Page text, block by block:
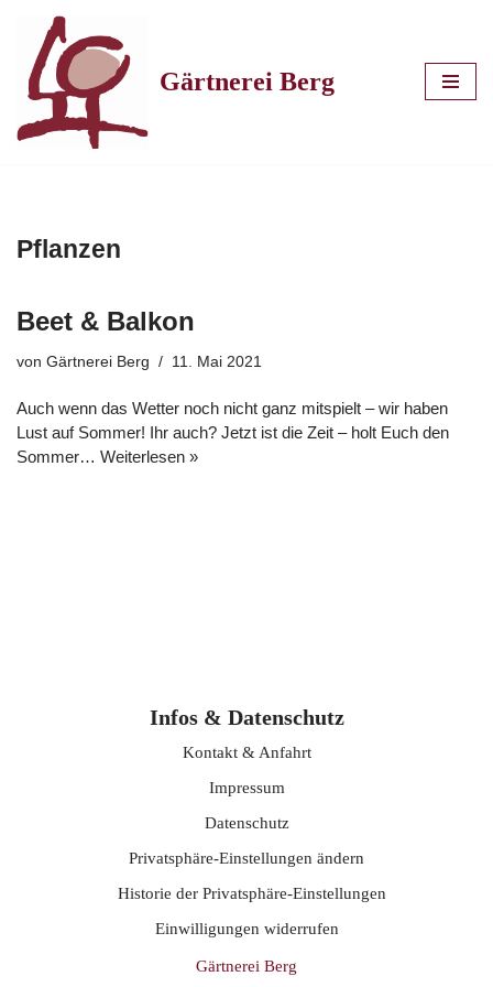
Zum
Inhalt
springen
Gärtnerei Berg
Pflanzen
Beet & Balkon
von Gärtnerei Berg 11. Mai 2021
Auch wenn das Wetter noch nicht ganz mitspielt – wir haben
Lust auf Sommer! Ihr auch? Jetzt ist die Zeit – holt Euch den
Sommer… Weiterlesen »
Infos & Datenschutz
Kontakt & Anfahrt
Impressum
Datenschutz
Privatsphäre-Einstellungen ändern
Historie der Privatsphäre-Einstellungen
Einwilligungen widerrufen
Gärtnerei Berg